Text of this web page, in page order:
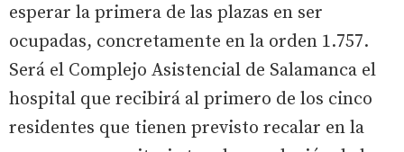
esperar la primera de las plazas en ser
ocupadas, concretamente en la orden 1.757.
Será el Complejo Asistencial de Salamanca el
hospital que recibirá al primero de los cinco
residentes que tienen previsto recalar en la